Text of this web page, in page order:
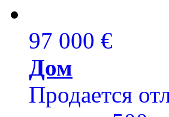
97 000 €
Дом
Продается